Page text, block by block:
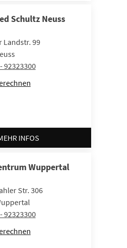
Schultz Neuss
Landstr. 99
92323300
INFOS
Wuppertal
Str. 306
92323300